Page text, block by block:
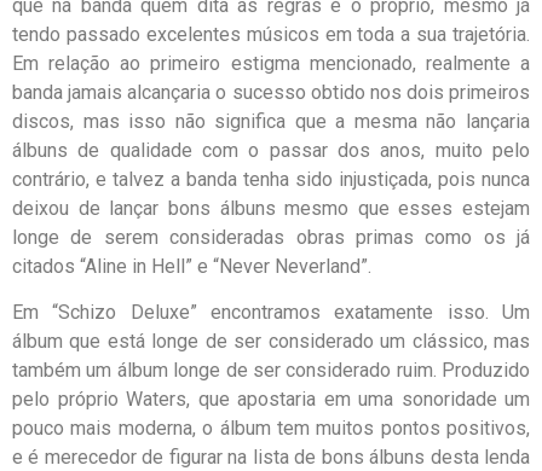
que na banda quem dita as regras é o próprio, mesmo já
tendo passado excelentes músicos em toda a sua trajetória.
Em relação ao primeiro estigma mencionado, realmente a
banda jamais alcançaria o sucesso obtido nos dois primeiros
discos, mas isso não significa que a mesma não lançaria
álbuns de qualidade com o passar dos anos, muito pelo
contrário, e talvez a banda tenha sido injustiçada, pois nunca
deixou de lançar bons álbuns mesmo que esses estejam
longe de serem consideradas obras primas como os já
citados “Aline in Hell” e “Never Neverland”.
Em “Schizo Deluxe” encontramos exatamente isso. Um
álbum que está longe de ser considerado um clássico, mas
também um álbum longe de ser considerado ruim. Produzido
pelo próprio Waters, que apostaria em uma sonoridade um
pouco mais moderna, o álbum tem muitos pontos positivos,
e é merecedor de figurar na lista de bons álbuns desta lenda